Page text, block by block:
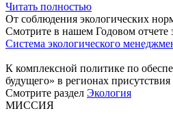
Читать полностью
От соблюдения экологических
Смотрите в нашем Годовом отчете
Система экологического
К комплексной политике по
будущего» в регионах
Смотрите раздел Экология
МИССИЯ